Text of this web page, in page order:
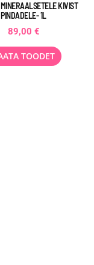
KIVIST
PINDADELE- 1L
89,00 €
TOODET